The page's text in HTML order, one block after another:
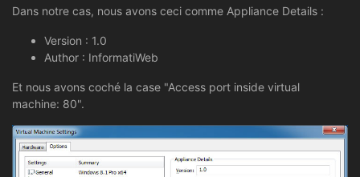
Dans notre cas, nous avons ceci comme Appliance Details :
Version : 1.0
Author : InformatiWeb
Et nous avons coché la case "Access port inside virtual
machine: 80".